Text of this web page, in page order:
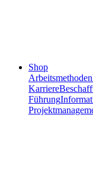
Shop
Arbeitsmethoden
Karriere
Führung